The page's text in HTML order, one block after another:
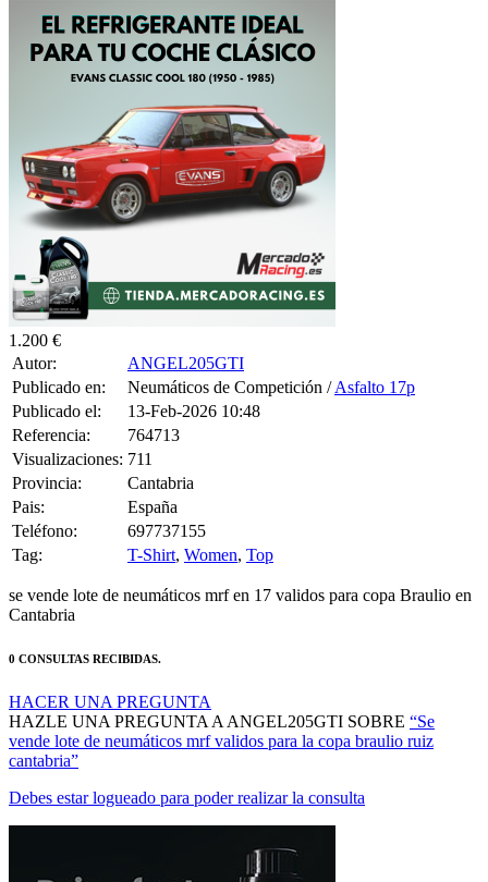
1.200 €
Autor:
ANGEL205GTI
Publicado en:
Neumáticos de Competición /Asfalto 17p
Publicado el:
13-Feb-2026 10:48
Referencia:
764713
Visualizaciones: 711
Provincia:
Cantabria
Pais:
España
Teléfono:
697737155
Tag:
T-Shirt, Women, Top
se vende lote de neumáticos mrf en 17 validos para copa Braulio en
Cantabria
0 CONSULTAS RECIBIDAS.
HACER UNA PREGUNTA
HAZLE UNA PREGUNTA A ANGEL205GTI SOBRE “Se
vende lote de neumáticos mrf validos para la copa braulio ruiz
cantabria”
Debes estar logueado para poder realizar la consulta